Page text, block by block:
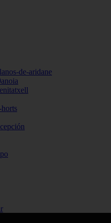
de-aridane